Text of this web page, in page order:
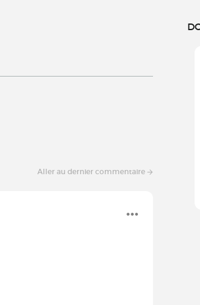
Aller au dernier commentaire